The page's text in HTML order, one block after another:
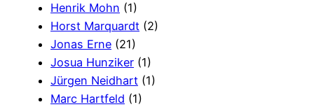
Henrik Mohn (1)
Horst Marquardt (2)
Jonas Erne (21)
Josua Hunziker (1)
Jürgen Neidhart (1)
Marc Hartfeld (1)